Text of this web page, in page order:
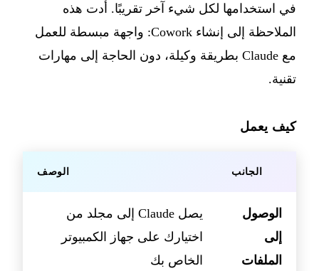
في استخدامها لكل شيء آخر تقريبًا. أدت هذه
الملاحظة إلى إنشاء Cowork: واجهة مبسطة للعمل
مع Claude بطريقة وكيلة، دون الحاجة إلى مهارات
تقنية.
كيف يعمل
الجانب الوصف
الوصول
إلى
الملفات
يصل Claude إلى مجلد من
اختيارك على جهاز الكمبيوتر
الخاص بك